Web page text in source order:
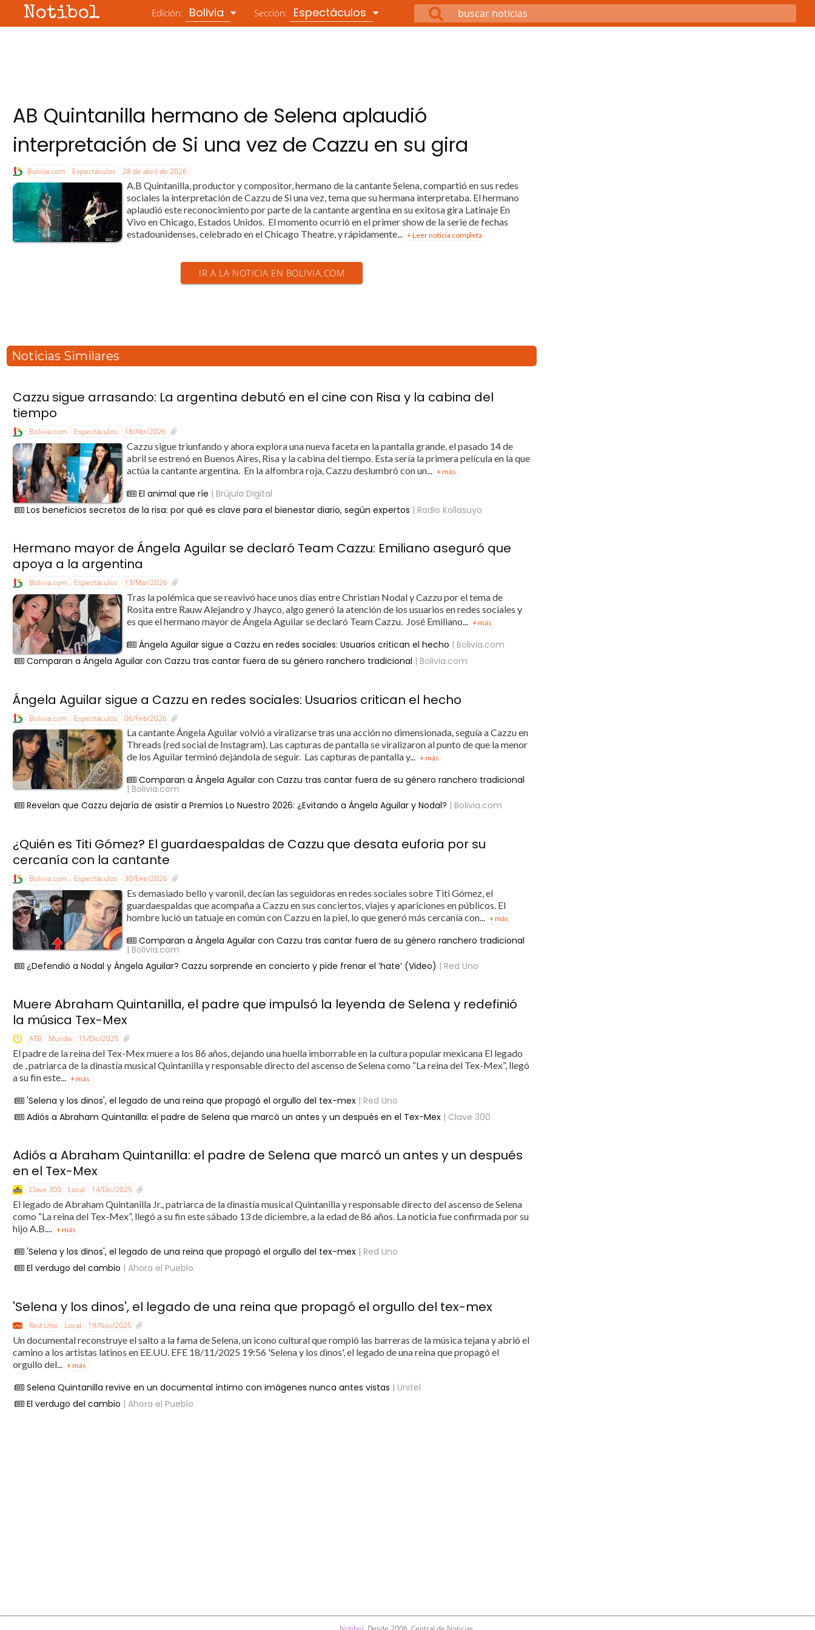
Notibol Edición: Bolivia Sección: Espectáculos
AB Quintanilla hermano de Selena aplaudió
interpretación de Si una vez de Cazzu en su gira
Bolivia.com Espectáculos 28 de abril de 2026
A.B Quintanilla, productor y compositor, hermano de la cantante Selena, compartió en sus redes
sociales la interpretación de Cazzu de Si una vez, tema que su hermana interpretaba. El hermano
aplaudió este reconocimiento por parte de la cantante argentina en su exitosa gira Latinaje En
Vivo en Chicago, Estados Unidos. El momento ocurrió en el primer show de la serie de fechas
estadounidenses, celebrado en el Chicago Theatre, y rápidamente... + Leer noticia completa
IR A LA NOTICIA EN BOLIVIA.COM
Noticias Similares
Cazzu sigue arrasando: La argentina debutó en el cine con Risa y la cabina del
tiempo
Bolivia.com Espectáculos 18/Abr/2026
Cazzu sigue triunfando y ahora explora una nueva faceta en la pantalla grande, el pasado 14 de
abril se estrenó en Buenos Aires, Risa y la cabina del tiempo. Esta sería la primera película en la que
actúa la cantante argentina. En la alfombra roja, Cazzu deslumbró con un...
+ más
El animal que ríe | Brújula Digital
Los beneficios secretos de la risa: por qué es clave para el bienestar diario, según expertos | Radio Kollasuyo
Hermano mayor de Ángela Aguilar se declaró Team Cazzu: Emiliano aseguró que
apoya a la argentina
Bolivia.com Espectáculos 13/Mar/2026
Tras la polémica que se reavivó hace unos días entre Christian Nodal y Cazzu por el tema de
Rosita entre Rauw Alejandro y Jhayco, algo generó la atención de los usuarios en redes sociales y
es que el hermano mayor de Ángela Aguilar se declaró Team Cazzu. José Emiliano... + más
Ángela Aguilar sigue a Cazzu en redes sociales: Usuarios critican el hecho | Bolivia.com
Comparan a Ángela Aguilar con Cazzu tras cantar fuera de su género ranchero tradicional | Bolivia.com
Ángela Aguilar sigue a Cazzu en redes sociales: Usuarios critican el hecho
Bolivia.com Espectáculos 06/Feb/2026
La cantante Ángela Aguilar volvió a viralizarse tras una acción no dimensionada, seguía a Cazzu en
Threads (red social de Instagram). Las capturas de pantalla se viralizaron al punto de que la menor
de los Aguilar terminó dejándola de seguir. Las capturas de pantalla y... + más
Comparan a Ángela Aguilar con Cazzu tras cantar fuera de su género ranchero tradicional
| Bolivia.com
Revelan que Cazzu dejaría de asistir a Premios Lo Nuestro 2026: ¿Evitando a Ángela Aguilar y Nodal? | Bolivia.com
¿Quién es Titi Gómez? El guardaespaldas de Cazzu que desata euforia por su
cercanía con la cantante
Bolivia.com Espectáculos 30/Ene/2026
Es demasiado bello y varonil, decían las seguidoras en redes sociales sobre Titi Gómez, el
guardaespaldas que acompaña a Cazzu en sus conciertos, viajes y apariciones en públicos. El
hombre lució un tatuaje en común con Cazzu en la piel, lo que generó más cercanía con...
+ más
Comparan a Ángela Aguilar con Cazzu tras cantar fuera de su género ranchero tradicional
| Bolivia.com
¿Defendió a Nodal y Ángela Aguilar? Cazzu sorprende en concierto y pide frenar el ‘hate’ (Video) | Red Uno
Muere Abraham Quintanilla, el padre que impulsó la leyenda de Selena y redefinió
la música Tex-Mex
ATB Mundo 15/Dic/2025
El padre de la reina del Tex-Mex muere a los 86 años, dejando una huella imborrable en la cultura popular mexicana El legado
de , patriarca de la dinastía musical Quintanilla y responsable directo del ascenso de Selena como “La reina del Tex-Mex”, llegó
a su fin este... + más
'Selena y los dinos', el legado de una reina que propagó el orgullo del tex-mex | Red Uno
Adiós a Abraham Quintanilla: el padre de Selena que marcó un antes y un después en el Tex-Mex | Clave 300
Adiós a Abraham Quintanilla: el padre de Selena que marcó un antes y un después
en el Tex-Mex
Clave 300 Local 14/Dic/2025
El legado de Abraham Quintanilla Jr., patriarca de la dinastía musical Quintanilla y responsable directo del ascenso de Selena
como “La reina del Tex-Mex”, llegó a su fin este sábado 13 de diciembre, a la edad de 86 años. La noticia fue confirmada por su
hijo A.B.... + más
'Selena y los dinos', el legado de una reina que propagó el orgullo del tex-mex | Red Uno
El verdugo del cambio | Ahora el Pueblo
'Selena y los dinos', el legado de una reina que propagó el orgullo del tex-mex
Red Uno Local 19/Nov/2025
Un documental reconstruye el salto a la fama de Selena, un icono cultural que rompió las barreras de la música tejana y abrió el
camino a los artistas latinos en EE.UU. EFE 18/11/2025 19:56 'Selena y los dinos', el legado de una reina que propagó el
orgullo del...
+ más
Selena Quintanilla revive en un documental íntimo con imágenes nunca antes vistas | Unitel
El verdugo del cambio | Ahora el Pueblo